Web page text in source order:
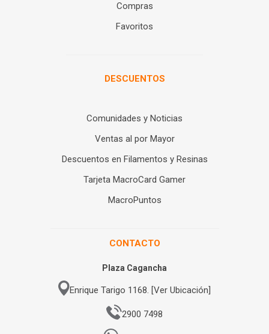
Compras
Favoritos
DESCUENTOS
Comunidades y Noticias
Ventas al por Mayor
Descuentos en Filamentos y Resinas
Tarjeta MacroCard Gamer
MacroPuntos
CONTACTO
Plaza Cagancha
Enrique Tarigo 1168. [Ver Ubicación]
2900 7498